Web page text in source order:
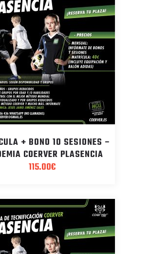
+ BONO 10 SESIONES –
COERVER PLASENCIA
115.00€